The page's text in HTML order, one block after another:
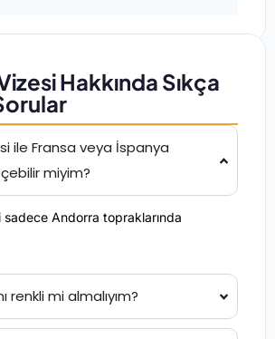
Hakkında Sıkça
ile Fransa veya İspanya
miyim?
Andorra topraklarında
renkli mi almalıyım?